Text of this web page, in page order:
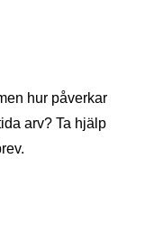
hur påverkar
arv? Ta hjälp